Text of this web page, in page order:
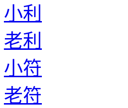
小利
老利
小符
老符